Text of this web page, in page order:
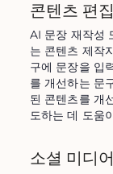
콘텐츠 편
AI 문장 재작성
는 콘텐츠 제작
구에 문장을 입
를 개선하는 문
된 콘텐츠를 개
도하는 데 도움
소셜 미디